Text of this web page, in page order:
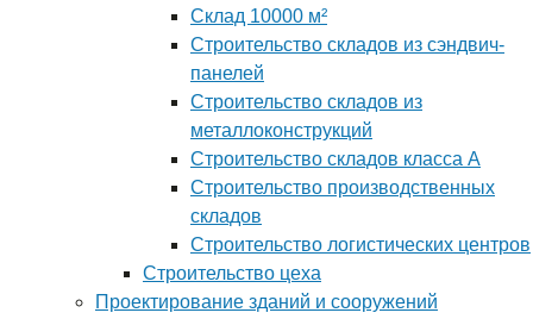
Склад 10000 м²
Строительство складов из сэндвич-
панелей
Строительство складов из
металлоконструкций
Строительство складов класса А
Строительство производственных
складов
Строительство логистических центров
Строительство цеха
Проектирование зданий и сооружений